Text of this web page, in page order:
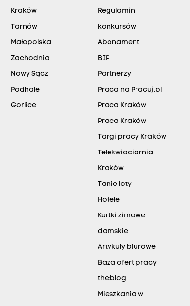
Kraków
Tarnów
Małopolska
Zachodnia
Nowy Sącz
Podhale
Gorlice
Regulamin
konkursów
Abonament
BIP
Partnerzy
Praca na Pracuj.pl
Praca Kraków
Praca Kraków
Targi pracy Kraków
Telekwiaciarnia
Kraków
Tanie loty
Hotele
Kurtki zimowe
damskie
Artykuły biurowe
Baza ofert pracy
the:blog
Mieszkania w